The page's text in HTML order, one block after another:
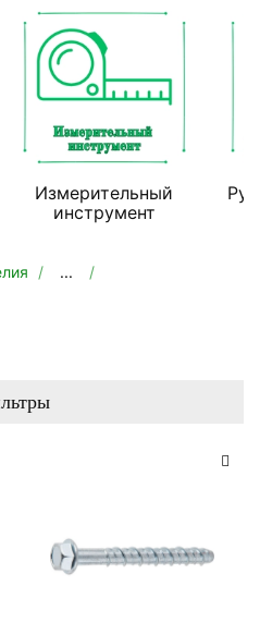
Измерительный
инструмент
...